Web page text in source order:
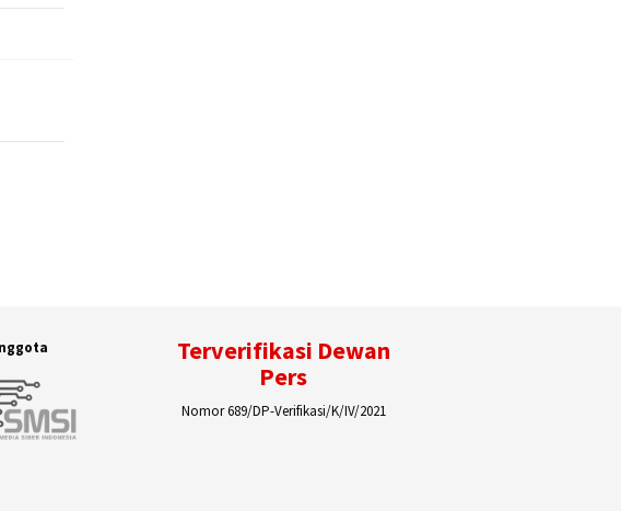
Terverifikasi Dewan
Pers
Nomor 689/DP-Verifikasi/K/IV/2021